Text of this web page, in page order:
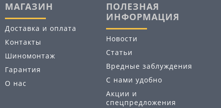
МАГАЗИН
Доставка и оплата
Контакты
Шиномонтаж
Гарантия
О нас
ПОЛЕЗНАЯ
ИНФОРМАЦИЯ
Новости
Статьи
Вредные заблуждения
С нами удобно
Акции и
спецпредложения